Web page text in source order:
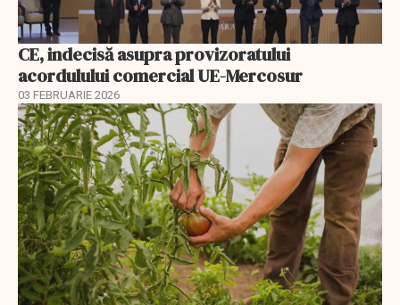
CE, indecisă asupra provizoratului
acordulului comercial UE-Mercosur
03 FEBRUARIE 2026